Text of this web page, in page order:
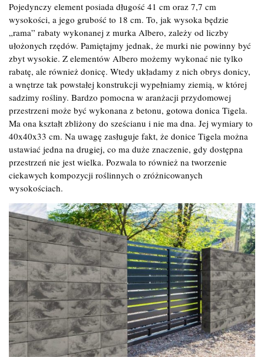
Pojedynczy element posiada długość 41 cm oraz 7,7 cm
wysokości, a jego grubość to 18 cm. To, jak wysoka będzie
„rama” rabaty wykonanej z murka Albero, zależy od liczby
ułożonych rzędów. Pamiętajmy jednak, że murki nie powinny być
zbyt wysokie. Z elementów Albero możemy wykonać nie tylko
rabatę, ale również donicę. Wtedy układamy z nich obrys donicy,
a wnętrze tak powstałej konstrukcji wypełniamy ziemią, w której
sadzimy rośliny. Bardzo pomocna w aranżacji przydomowej
przestrzeni może być wykonana z betonu, gotowa donica Tigela.
Ma ona kształt zbliżony do sześcianu i nie ma dna. Jej wymiary to
40x40x33 cm. Na uwagę zasługuje fakt, że donice Tigela można
ustawiać jedna na drugiej, co ma duże znaczenie, gdy dostępna
przestrzeń nie jest wielka. Pozwala to również na tworzenie
ciekawych kompozycji roślinnych o zróżnicowanych
wysokościach.